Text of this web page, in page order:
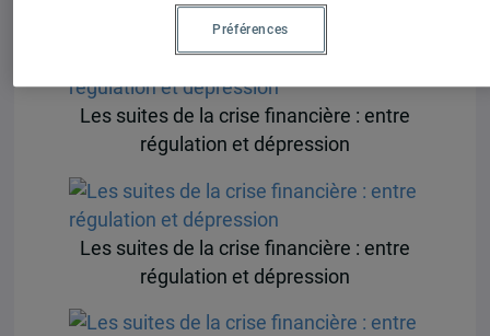
régulation et dépression
Les suites de la crise financière : entre
régulation et dépression
Les suites de la crise financière : entre
régulation et dépression
Préférences